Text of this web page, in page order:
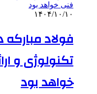
۱۴۰۴/۱۰/۱۰
فولاد
تکنولوژی و
خواهد بود